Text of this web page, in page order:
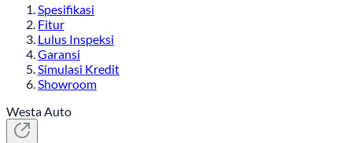
Spesifikasi
Fitur
Lulus Inspeksi
Garansi
Simulasi Kredit
Showroom
Westa Auto